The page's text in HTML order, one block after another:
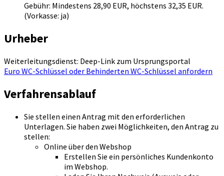
Gebühr: Mindestens 28,90 EUR, höchstens 32,35 EUR.
(Vorkasse: ja)
Urheber
Weiterleitungsdienst: Deep-Link zum Ursprungsportal
Euro WC-Schlüssel oder Behinderten WC-Schlüssel anfordern
Verfahrensablauf
Sie stellen einen Antrag mit den erforderlichen
Unterlagen. Sie haben zwei Möglichkeiten, den Antrag zu
stellen:
Online über den Webshop
Erstellen Sie ein persönliches Kundenkonto
im Webshop.